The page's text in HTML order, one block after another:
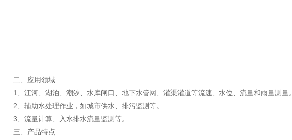
二、应用领域
1、江河、湖泊、潮汐、水库闸口、地下水管网、灌渠灌道等流速、水位、流量和雨量测量。
2、辅助水处理作业，如城市供水、排污监测等。
3、流量计算、入水排水流量监测等。
三、产品特点